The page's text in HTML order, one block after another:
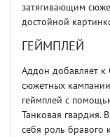
затягивающим
достойной
ГЕЙМПЛЕЙ
Аддон добавляет к
сюжетных
геймплей с
Танковая гвардия.
себя роль